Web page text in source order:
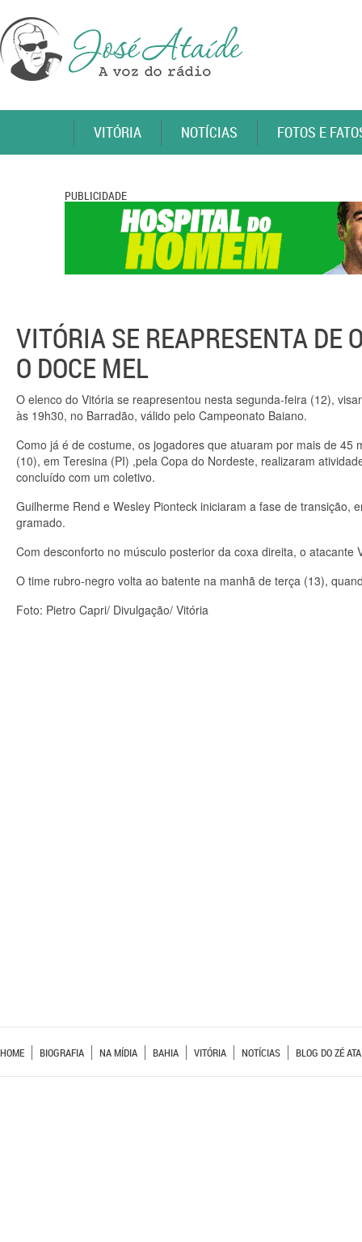
VITÓRIA NOTÍCIAS FOTOS E
PUBLICIDADE
VITÓRIA SE REAPRESENTA DE
O DOCE MEL
O elenco do Vitória se reapresentou nesta segunda-feira (12),
às 19h30, no Barradão, válido pelo Campeonato Baiano.
Como já é de costume, os jogadores que atuaram por mais de
(10), em Teresina (PI) ,pela Copa do Nordeste, realizaram
concluído com um coletivo.
Guilherme Rend e Wesley Pionteck iniciaram a fase de
gramado.
Com desconforto no músculo posterior da coxa direita, o
O time rubro-negro volta ao batente na manhã de terça (13),
Foto: Pietro Capri/ Divulgação/ Vitória
HOME BIOGRAFIA NA MÍDIA BAHIA VITÓRIA NOTÍCIAS BLOG DO ZÉ